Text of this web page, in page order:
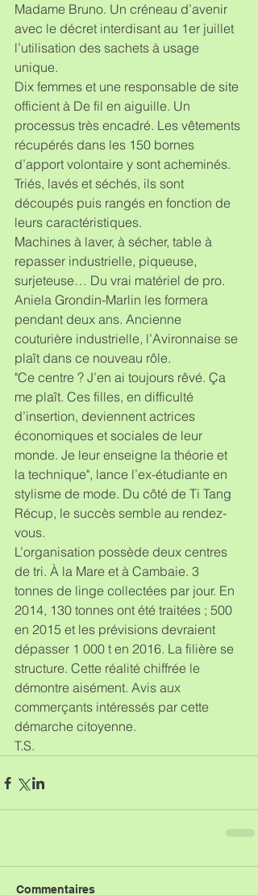
Madame Bruno. Un créneau d’avenir
avec le décret interdisant au 1er juillet
l’utilisation des sachets à usage
unique.
Dix femmes et une responsable de site
officient à De fil en aiguille. Un
processus très encadré. Les vêtements
récupérés dans les 150 bornes
d’apport volontaire y sont acheminés.
Triés, lavés et séchés, ils sont
découpés puis rangés en fonction de
leurs caractéristiques.
Machines à laver, à sécher, table à
repasser industrielle, piqueuse,
surjeteuse… Du vrai matériel de pro.
Aniela Grondin-Marlin les formera
pendant deux ans. Ancienne
couturière industrielle, l’Avironnaise se
plaît dans ce nouveau rôle.
"Ce centre ? J’en ai toujours rêvé. Ça
me plaît. Ces filles, en difficulté
d’insertion, deviennent actrices
économiques et sociales de leur
monde. Je leur enseigne la théorie et
la technique", lance l’ex-étudiante en
stylisme de mode. Du côté de Ti Tang
Récup, le succès semble au rendez-
vous.
L’organisation possède deux centres
de tri. À la Mare et à Cambaie. 3
tonnes de linge collectées par jour. En
2014, 130 tonnes ont été traitées ; 500
en 2015 et les prévisions devraient
dépasser 1 000 t en 2016. La filière se
structure. Cette réalité chiffrée le
démontre aisément. Avis aux
commerçants intéressés par cette
démarche citoyenne.
T.S.
Commentaires